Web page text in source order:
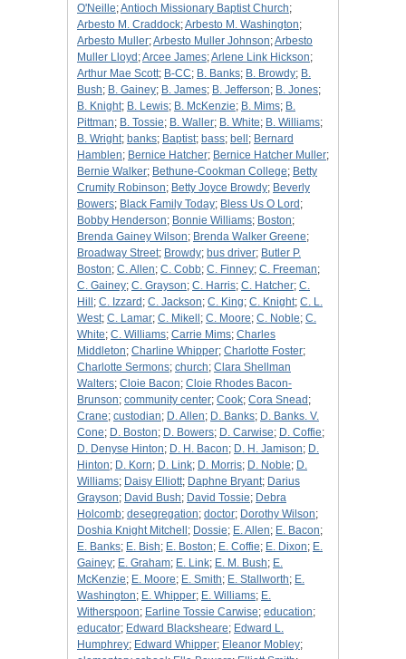
O'Neille;Antioch Missionary Baptist Church;
Arbesto M. Craddock;Arbesto M. Washington;
Arbesto Muller;Arbesto Muller Johnson;Arbesto
Muller Lloyd ;Arcee James;Arlene Link Hickson;
Arthur Mae Scott; B-CC; B. Banks; B. Browdy; B.
Bush; B. Gainey; B. James; B. Jefferson; B. Jones;
B. Knight; B. Lewis; B. McKenzie; B. Mims; B.
Pittman; B. Tossie; B. Waller; B. White; B. Williams;
B. Wright; banks; Baptist; bass; bell ; Bernard
Hamblen; Bernice Hatcher; Bernice Hatcher Muller;
Bernie Walker; Bethune-Cookman College; Betty
Crumity Robinson; Betty Joyce Browdy; Beverly
Bowers; Black Family Today; Bless Us O Lord ;
Bobby Henderson; Bonnie Williams; Boston;
Brenda Gainey Wilson; Brenda Walker Greene;
Broadway Street; Browdy; bus driver; Butler P.
Boston; C. Allen; C. Cobb; C. Finney; C. Freeman;
C. Gainey; C. Grayson; C. Harris; C. Hatcher; C.
Hill ; C. Izzard ; C. Jackson; C. King; C. Knight; C. L.
West; C. Lamar; C. Mikell ; C. Moore; C. Noble; C.
White; C. Williams; Carrie Mims; Charles
Middleton; Charline Whipper; Charlotte Foster;
Charlotte Sermons; church; Clara Shellman
Walters; Cloie Bacon; Cloie Rhodes Bacon-
Brunson; community center; Cook; Cora Snead ;
Crane; custodian; D. Allen; D. Banks; D. Banks. V.
Cone; D. Boston; D. Bowers; D. Carwise; D. Coffie;
D. Denyse Hinton; D. H. Bacon; D. H. Jamison; D.
Hinton; D. Korn; D. Link; D. Morris; D. Noble; D.
Williams; Daisy Elliott; Daphne Bryant; Darius
Grayson; David Bush; David Tossie; Debra
Holcomb; desegregation; doctor; Dorothy Wilson;
Doshia Knight Mitchell ; Dossie; E. Allen; E. Bacon;
E. Banks; E. Bish; E. Boston; E. Coffie; E. Dixon; E.
Gainey; E. Graham; E. Link; E. M. Bush; E.
McKenzie; E. Moore; E. Smith; E. Stallworth; E.
Washington; E. Whipper; E. Williams; E.
Witherspoon; Earline Tossie Carwise; education;
educator; Edward Blacksheare; Edward L.
Humphrey; Edward Whipper; Eleanor Mobley;